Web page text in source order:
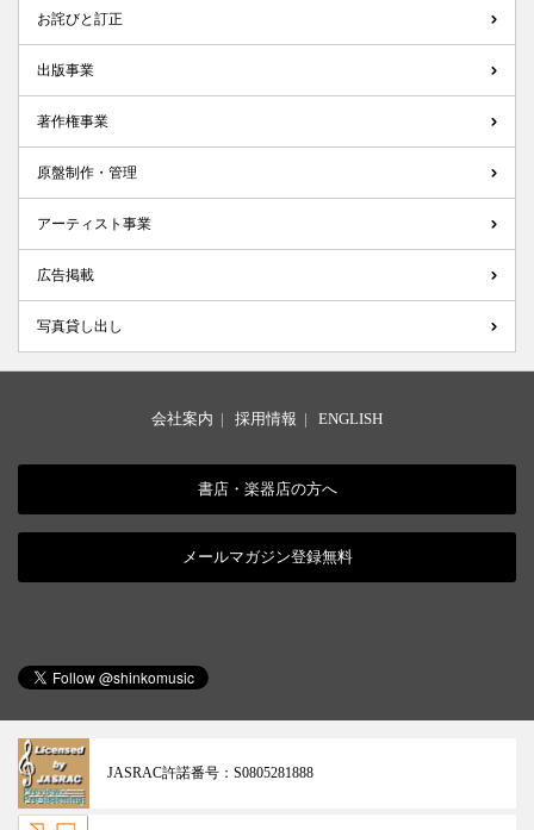
お詫びと訂正
出版事業
著作権事業
原盤制作・管理
アーティスト事業
広告掲載
写真貸し出し
会社案内 | 採用情報 | ENGLISH
書店・楽器店の方へ
メールマガジン登録無料
JASRAC許諾番号： S0805281888